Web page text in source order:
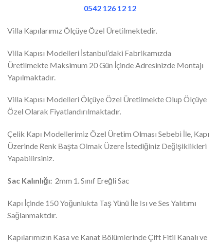
0542 126 12 12
Villa Kapılarımız Ölçüye Özel Üretilmektedir.
Villa Kapısı Modelleri İstanbul’daki Fabrikamızda
Üretilmekte Maksimum 20 Gün İçinde Adresinizde Montajı
Yapılmaktadır.
Villa Kapısı Modelleri Ölçüye Özel Üretilmekte Olup Ölçüye
Özel Olarak Fiyatlandırılmaktadır.
Çelik Kapı Modellerimiz Özel Üretim Olması Sebebi İle, Kapı
Üzerinde Renk Başta Olmak Üzere İstediğiniz Değişiklikleri
Yapabilirsiniz.
Sac Kalınlığı: 2mm 1. Sınıf Ereğli Sac
Kapı İçinde 150 Yoğunlukta Taş Yünü İle Isı ve Ses Yalıtımı
Sağlanmaktdır.
Kapılarımızın Kasa ve Kanat Bölümlerinde Çift Fitil Kanalı ve